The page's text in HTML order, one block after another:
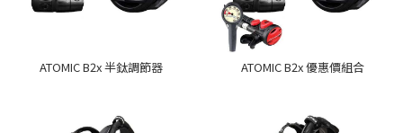
ATOMIC B2x 半鈦調節器 ATOMIC B2x 優惠價組合